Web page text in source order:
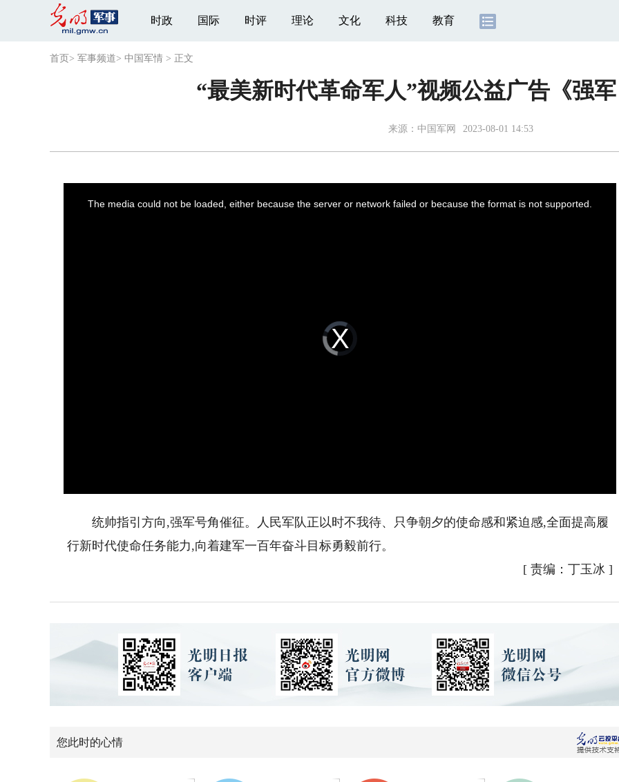
时政 国际 时评 理论 文化 科技 教育
首页 > 军事频道> 中国军情 > 正文
“最美新时代革命军人”视频公益广告《强
来源： 中国军网 2023-08-01 14:53
Video
Player
is
loading.
The media could not be loaded, either because the server or network failed or because the format is not supported.
统帅指引方向,强军号角催征。人民军队正以时不我待、只争朝夕的使命感和紧迫感,全面提高履
行新时代使命任务能力,向着建军一百年奋斗目标勇毅前行。
[ 责编：丁玉冰 ]
您此时的心情